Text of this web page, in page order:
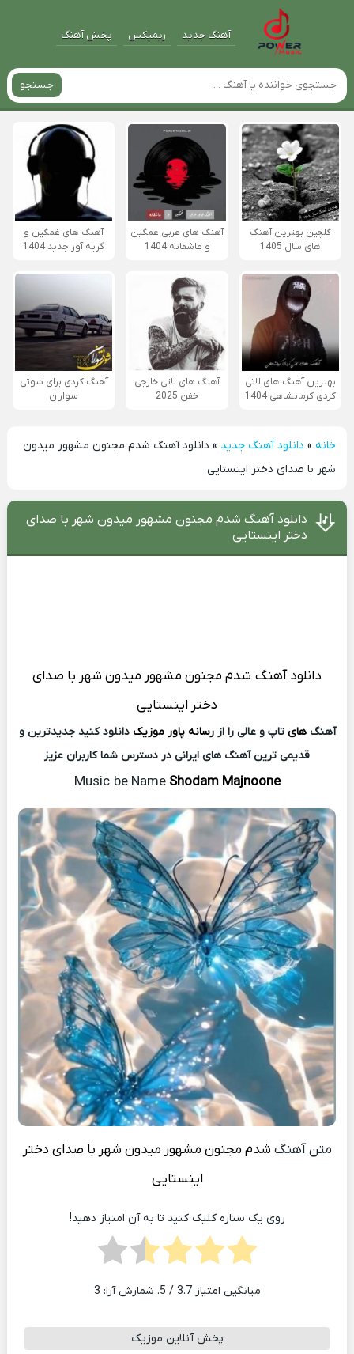
آهنگ جدید ریمیکس پخش آهنگ
جستجو
گلچین بهترین آهنگ
های سال 1405
آهنگ های عربی غمگین
و عاشقانه 1404
آهنگ های غمگین و
گریه آور جدید 1404
بهترین آهنگ های لاتی
کردی کرمانشاهی 1404
آهنگ های لاتی خارجی
خفن 2025
آهنگ کردی برای شوتی
سواران
خانه» دانلود آهنگ جدید » دانلود آهنگ شدم مجنون مشهور میدون
شهر با صدای دختر اینستایی
دانلود آهنگ شدم مجنون مشهور میدون شهر با صدای
دختر اینستایی
دانلود آهنگ شدم مجنون مشهور میدون شهر با صدای
دختر اینستایی
آهنگهای تاپ و عالی را ازرسانه پاور موزیک دانلود کنید جدیدترین و
قدیمی ترین آهنگ های ایرانی در دسترس شما کاربران عزیز
Music be NameShodam Majnoone
متن آهنگ شدم مجنون مشهور میدون شهر با صدای دختر
اینستایی
روی یک ستاره کلیک کنید تا به آن امتیاز دهید!
میانگین امتیاز3.7 / 5. شمارش آرا: 3
پخش آنلاین موزیک